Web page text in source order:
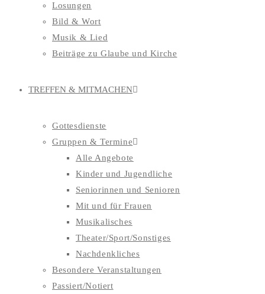
Losungen
Bild & Wort
Musik & Lied
Beiträge zu Glaube und Kirche
TREFFEN & MITMACHEN
Gottesdienste
Gruppen & Termine
Alle Angebote
Kinder und Jugendliche
Seniorinnen und Senioren
Mit und für Frauen
Musikalisches
Theater/Sport/Sonstiges
Nachdenkliches
Besondere Veranstaltungen
Passiert/Notiert